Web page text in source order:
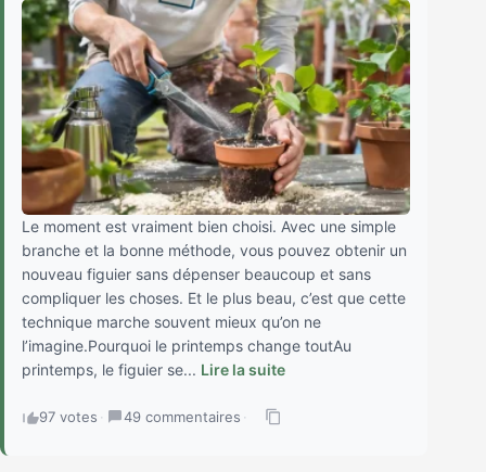
Le moment est vraiment bien choisi. Avec une simple
branche et la bonne méthode, vous pouvez obtenir un
nouveau figuier sans dépenser beaucoup et sans
compliquer les choses. Et le plus beau, c’est que cette
technique marche souvent mieux qu’on ne
l’imagine.Pourquoi le printemps change toutAu
printemps, le figuier se... Lire la suite
97 votes · 49 commentaires ·